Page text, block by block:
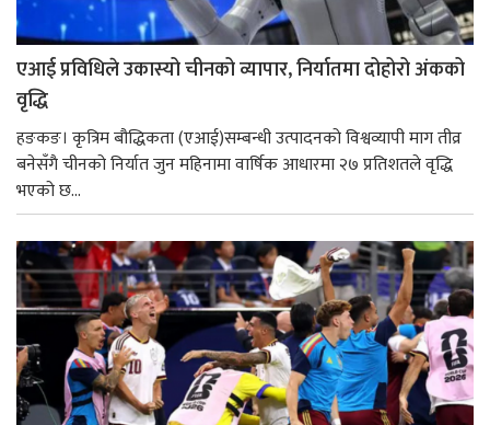
एआई प्रविधिले उकास्यो चीनको व्यापार, निर्यातमा दोहोरो अंकको
वृद्धि
हङकङ। कृत्रिम बौद्धिकता (एआई)सम्बन्धी उत्पादनको विश्वव्यापी माग तीव्र
बनेसँगै चीनको निर्यात जुन महिनामा वार्षिक आधारमा २७ प्रतिशतले वृद्धि
भएको छ...